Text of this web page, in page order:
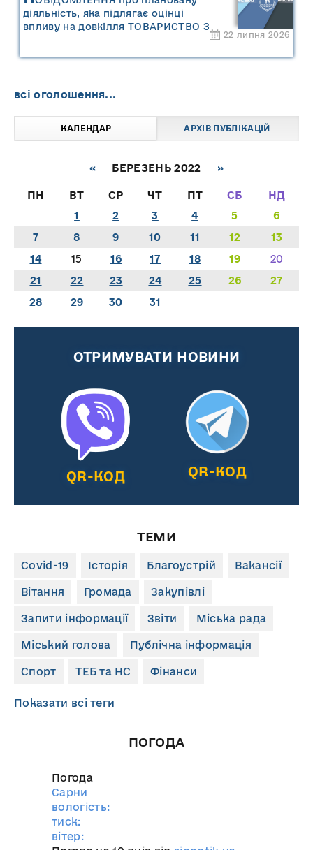
діяльність, яка підлягає оцінці
впливу на довкілля ТОВАРИСТВО З
22 липня 2026
всі оголошення...
КАЛЕНДАР АРХІВ ПУБЛІКАЦІЙ
« БЕРЕЗЕНЬ 2022 »
ПН ВТ СР ЧТ ПТ СБ
НД
1
2 3 4 5
6
7
8 9 10 11 12
13
14
15 16 17 18 19
20
21
22 23 24 25 26
27
28
29 30 31
ОТРИМУВАТИ НОВИНИ
QR-КОД QR-КОД
ТЕМИ
Covid-19 Історія Благоустрій Вакансії
Вітання Громада Закупівлі
Запити інформації Звіти Міська рада
Міський голова Публічна інформація
Спорт ТЕБ та НС Фінанси
Показати всі теги
ПОГОДА
Погода
Сарни
вологість:
тиск:
вітер: